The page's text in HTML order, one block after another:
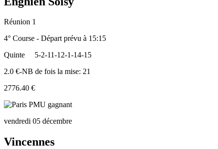
Réunion 1
4° Course - Départ prévu à 15:15
Quinte
5-2-11-12-1-14-15
2.0 €-NB de fois la mise: 21
2776.40 €
vendredi 05 décembre
Vincennes